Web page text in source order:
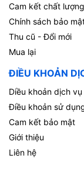
Cam kết chất lượng
Chính sách bảo
Thu cũ - Đổi mới
Mua lại
ĐIỀU KHOẢN
Diều khoản dịch vụ
Điều khoản sử
Cam kết bảo mật
Giới thiệu
Liên hệ